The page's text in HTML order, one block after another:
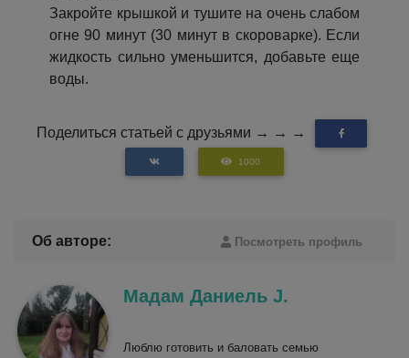
Закройте крышкой и тушите на очень слабом
огне 90 минут (30 минут в скороварке). Если
жидкость сильно уменьшится, добавьте еще
воды.
Поделиться статьей с друзьями → → →
1000
Об авторе: Посмотреть профиль
Мадам Даниель J.
Люблю готовить и баловать семью